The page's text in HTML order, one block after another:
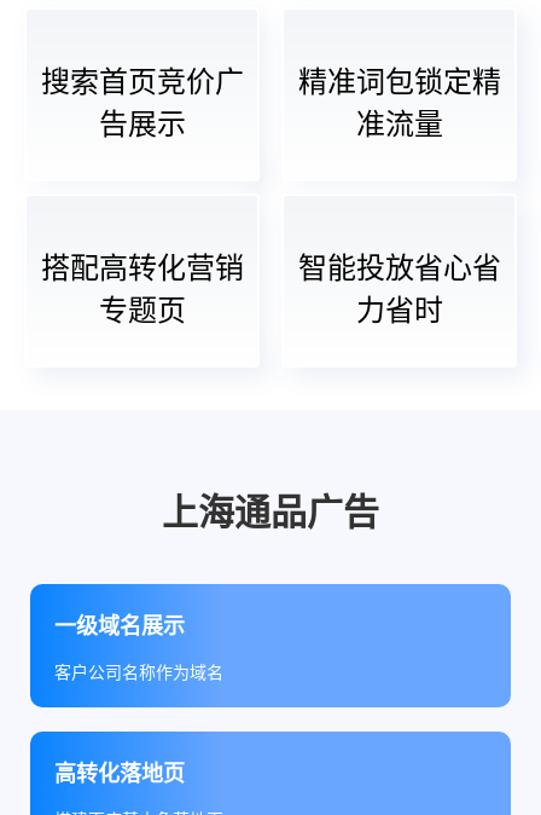
搜索首页竞价广
告展示
精准词包锁定精
准流量
搭配高转化营销
专题页
智能投放省心省
力省时
上海通品广告
一级域名展示
客户公司名称作为域名
高转化落地页